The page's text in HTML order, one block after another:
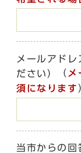
メールアドレ
ださい）
（ メ
須になります
当市からの回